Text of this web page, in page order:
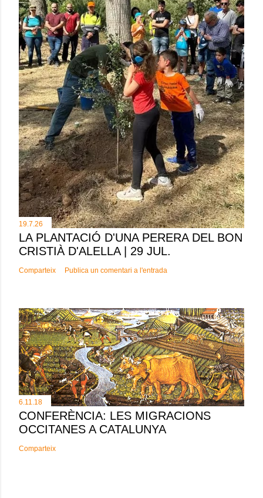
19.7.26
LA PLANTACIÓ D'UNA PERERA DEL BON
CRISTIÀ D'ALELLA | 29 JUL.
Comparteix Publica un comentari a l'entrada
6.11.18
CONFERÈNCIA: LES MIGRACIONS
OCCITANES A CATALUNYA
Comparteix